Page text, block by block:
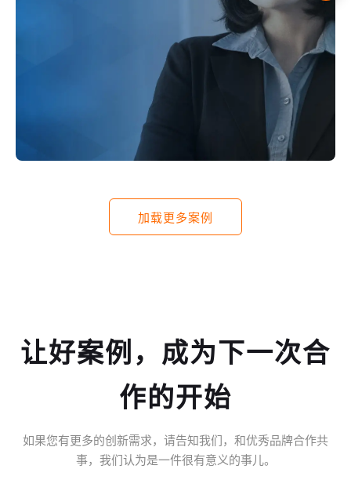
加载更多案例
让好案例，成为下一次合
作的开始
如果您有更多的创新需求，请告知我们，和优秀品牌合作共
事，我们认为是一件很有意义的事儿。